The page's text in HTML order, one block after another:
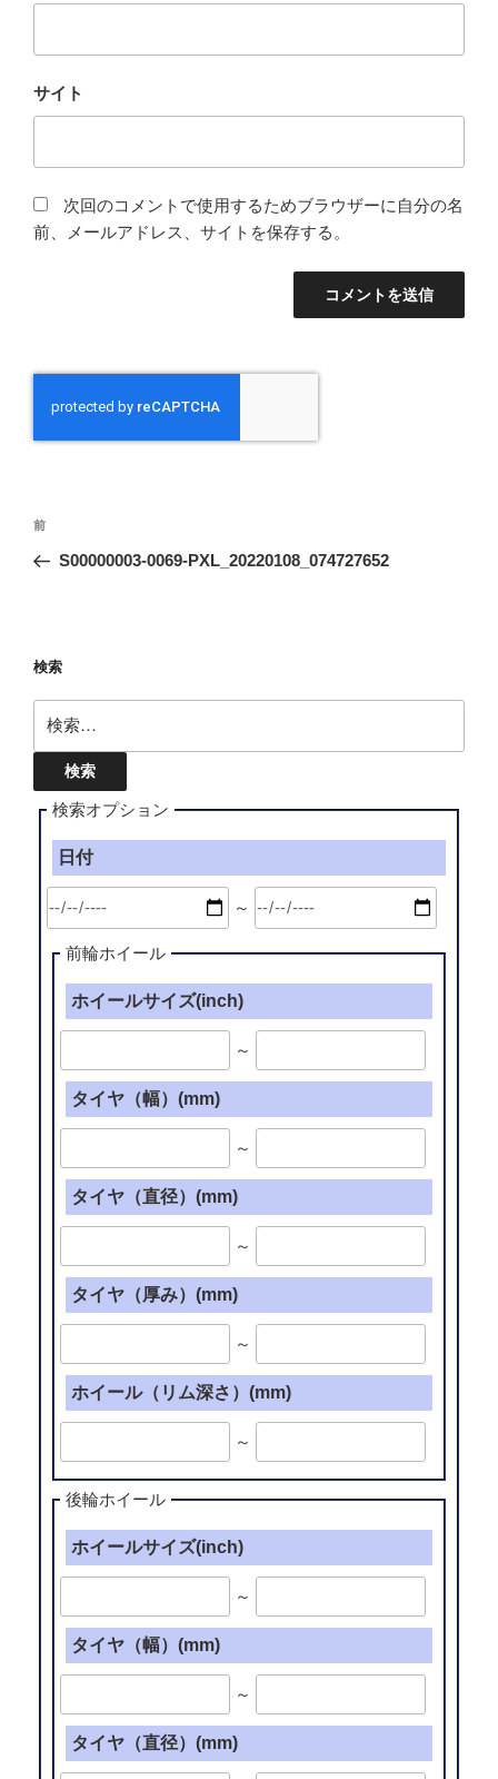
サイト
次回のコメントで使用するためブラウザーに自分の名
前、メールアドレス、サイトを保存する。
投
ナ
ー
シ
ョ
ン
前
の
前
S00000003-0069-PXL_20220108_074727652
検索
索:
検索オプション
日付
～
前輪ホイール
ホイールサイズ(inch)
～
タイヤ（幅）(mm)
～
タイヤ（直径）(mm)
～
タイヤ（厚み）(mm)
～
ホイール（リム深さ）(mm)
～
後輪ホイール
ホイールサイズ(inch)
～
タイヤ（幅）(mm)
～
タイヤ（直径）(mm)